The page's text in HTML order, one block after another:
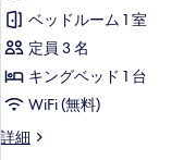
の
絞
り
込
み
条
Bed,
Non
-
Smoking,
View
ベッドルーム 1 室
定員 3 名
キングベッド 1 台
WiFi (無料)
詳細
Deluxe